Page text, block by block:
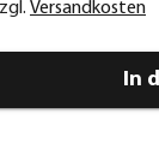
Versandkosten
In